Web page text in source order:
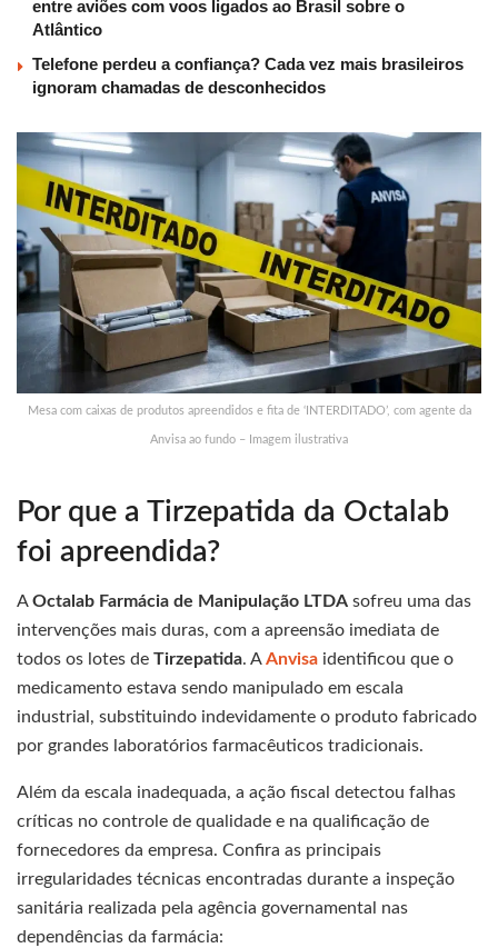
entre aviões com voos ligados ao Brasil sobre o
Atlântico
Telefone perdeu a confiança? Cada vez mais brasileiros
ignoram chamadas de desconhecidos
Mesa com caixas de produtos apreendidos e fita de ‘INTERDITADO’, com agente da
Anvisa ao fundo – Imagem ilustrativa
Por que a Tirzepatida da Octalab
foi apreendida?
AOctalab Farmácia de Manipulação LTDA sofreu uma das
intervenções mais duras, com a apreensão imediata de
todos os lotes de Tirzepatida. AAnvisa identificou que o
medicamento estava sendo manipulado em escala
industrial, substituindo indevidamente o produto fabricado
por grandes laboratórios farmacêuticos tradicionais.
Além da escala inadequada, a ação fiscal detectou falhas
críticas no controle de qualidade e na qualificação de
fornecedores da empresa. Confira as principais
irregularidades técnicas encontradas durante a inspeção
sanitária realizada pela agência governamental nas
dependências da farmácia: